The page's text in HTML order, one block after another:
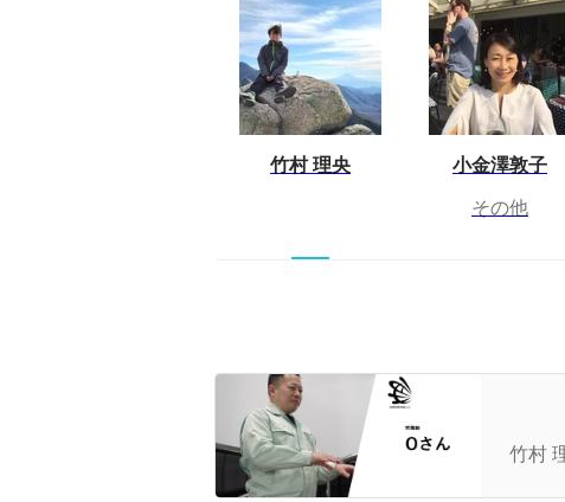
竹村 理央 小金澤敦子
その他
て」
竹村